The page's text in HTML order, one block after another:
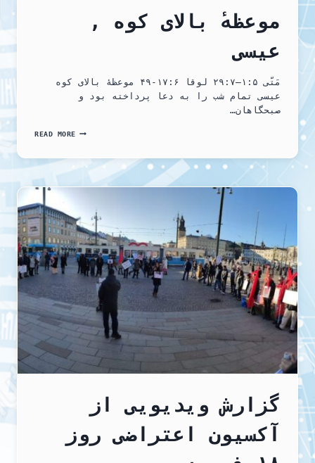
موعظهٔ بالای کوه ,
عیسی
مَتّی ۵:‏۱–‏۷:‏۲۹ لوقا ۶:‏۱۷-‏۴۹ موعظهٔ بالای کوه
عیسی تمام شب را به دعا پرداخته بود و
صبحگاهان…
READ MOREموعظهٔ
گزارش ویدیویی از
آکسیون اعتراضی روز